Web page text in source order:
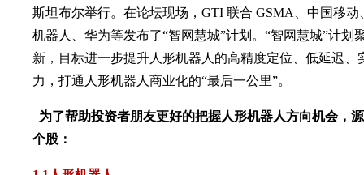
斯坦布尔举行。在论坛现场，GTI 联合 GSMA、中国移
机器人、华为等发布了“智网慧城”计划。“智网慧城”计
新，目标进一步提升人形机器人的高精度定位、低延迟
力，打通人形机器人商业化的“最后一公里”。
为了帮助投资者朋友更好的把握人形机器人方向机会，
个股：